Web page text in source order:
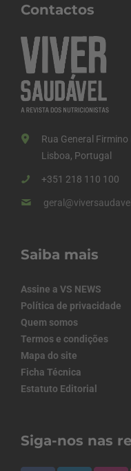
Contactos
Rua General
Lisboa, Portugal
+351 218 110 100
Saiba mais
Assine a VS NEWS
Política de privacidade
Quem somos
Termos e condições
Mapa do site
Ficha Técnica
Estatuto Editorial
Siga-nos nas